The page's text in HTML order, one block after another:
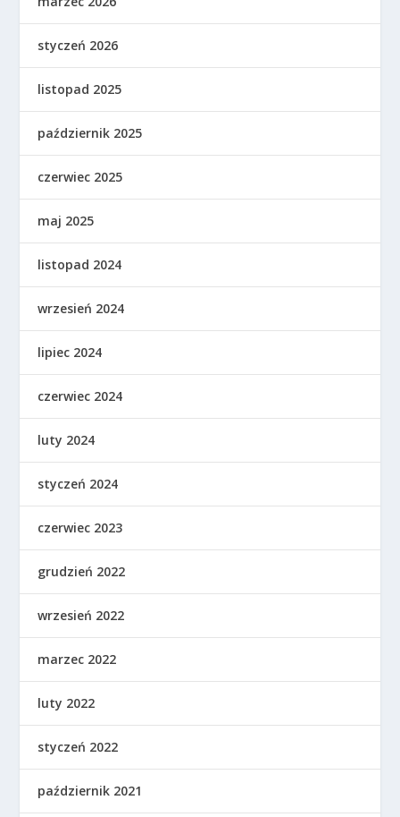
styczeń 2026
listopad 2025
październik 2025
czerwiec 2025
maj 2025
listopad 2024
wrzesień 2024
lipiec 2024
czerwiec 2024
luty 2024
styczeń 2024
czerwiec 2023
grudzień 2022
wrzesień 2022
marzec 2022
luty 2022
styczeń 2022
październik 2021